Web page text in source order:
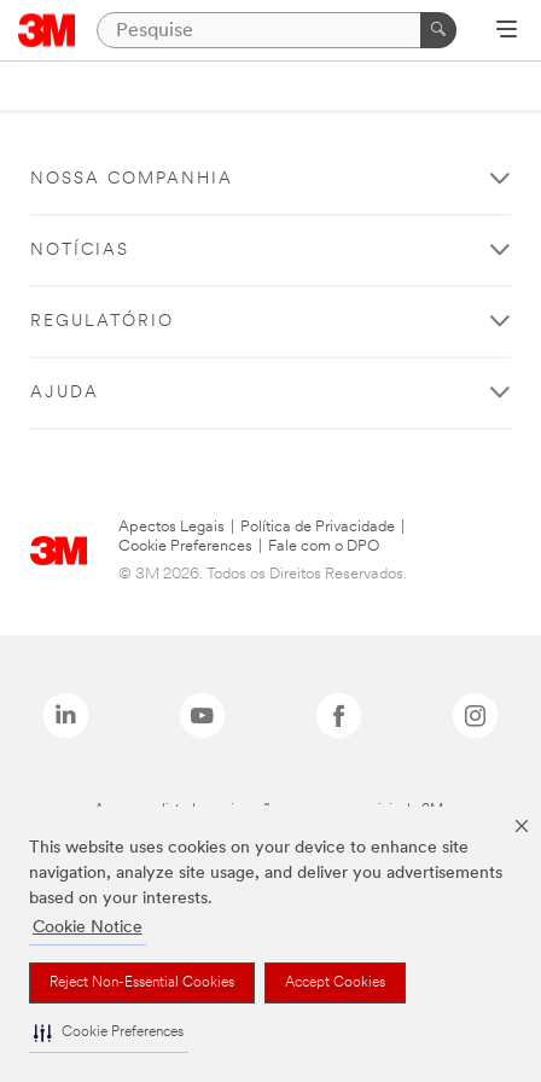
This website uses cookies on your device to enhance site
navigation, analyze site usage, and deliver you advertisements
based on your interests.
Cookie Notice
Reject Non-Essential Cookies Accept Cookies
Cookie Preferences
NOSSA COMPANHIA
NOTÍCIAS
REGULATÓRIO
AJUDA
Apectos Legais Política de Privacidade
Cookie Preferences
Fale com o DPO
© 3M 2026. Todos os Direitos Reservados.
As marcas listadas a cima são marcas comerciais da 3M.